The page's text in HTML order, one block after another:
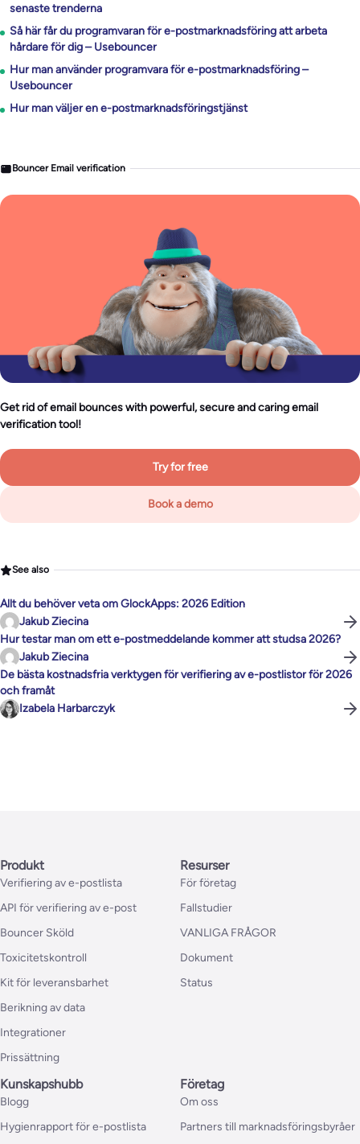
senaste trenderna
Så här får du programvaran för e-postmarknadsföring att arbeta
hårdare för dig – Usebouncer
Hur man använder programvara för e-postmarknadsföring –
Usebouncer
Hur man väljer en e-postmarknadsföringstjänst
Bouncer Email verification
Get rid of email bounces with powerful, secure and caring email
verification tool!
Try for free
Book a demo
See also
Allt du behöver veta om GlockApps: 2026 Edition
Jakub Ziecina
Hur testar man om ett e-postmeddelande kommer att studsa 2026?
Jakub Ziecina
De bästa kostnadsfria verktygen för verifiering av e-postlistor för 2026
och framåt
Izabela Harbarczyk
Produkt
Verifiering av e-postlista
API för verifiering av e-post
Bouncer Sköld
Toxicitetskontroll
Kit för leveransbarhet
Berikning av data
Integrationer
Prissättning
Resurser
För företag
Fallstudier
VANLIGA FRÅGOR
Dokument
Status
Kunskapshubb
Blogg
Hygienrapport för e-postlista
Företag
Om oss
Partners till marknadsföringsbyråer